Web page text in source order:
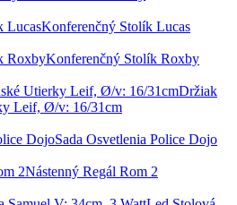
Konferenčný Stolík Lucas
Konferenčný Stolík Roxby
Držiak
Leif, Ø/v: 16/31cm
Sada Osvetlenia Police Dojo
Nástenný Regál Rom 2